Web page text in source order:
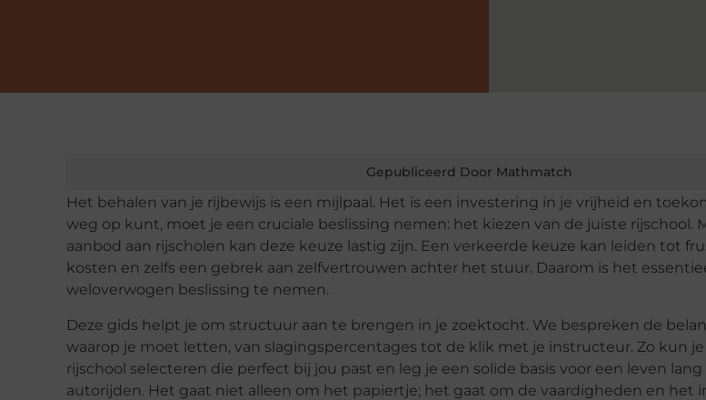
Gepubliceerd Door Mathmatch
Het behalen van je rijbewijs is een mijlpaal. Het is een investering in je vrijheid en
weg op kunt, moet je een cruciale beslissing nemen: het kiezen van de juiste rijschool.
aanbod aan rijscholen kan deze keuze lastig zijn. Een verkeerde keuze kan leiden tot
kosten en zelfs een gebrek aan zelfvertrouwen achter het stuur. Daarom is het
weloverwogen beslissing te nemen.
Deze gids helpt je om structuur aan te brengen in je zoektocht. We bespreken de
waarop je moet letten, van slagingspercentages tot de klik met je instructeur. Zo kun
rijschool selecteren die perfect bij jou past en leg je een solide basis voor een leven
autorijden. Het gaat niet alleen om het papiertje; het gaat om de vaardigheden en het